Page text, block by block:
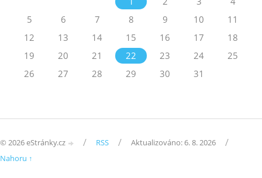
5
6 7 8 9 10
11
12
13 14 15 16 17
18
19
20 21 22 23 24
25
26
27 28 29 30 31
© 2026 eStránky.cz / RSS / Aktualizováno: 6. 8. 2026 /
Nahoru ↑